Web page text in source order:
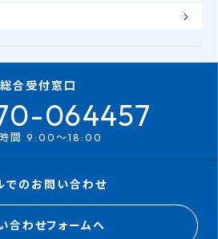
総合受付窓口
064457
間 9:00～18:00
でのお問い合わせ
合わせフォームへ